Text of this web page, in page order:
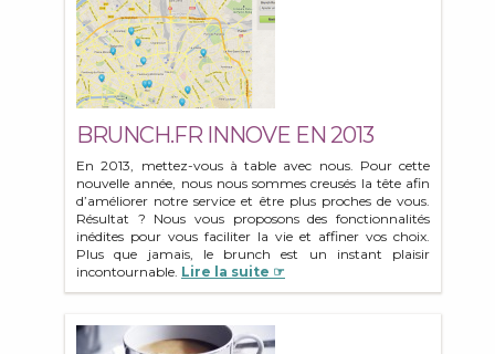
BRUNCH.FR INNOVE EN 2013
En 2013, mettez-vous à table avec nous. Pour cette
nouvelle année, nous nous sommes creusés la tête afin
d’améliorer notre service et être plus proches de vous.
Résultat ? Nous vous proposons des fonctionnalités
inédites pour vous faciliter la vie et affiner vos choix.
Plus que jamais, le brunch est un instant plaisir
incontournable. Lire la suite ☞